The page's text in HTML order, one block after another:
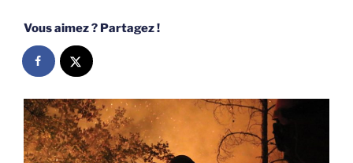
Vous aimez ? Partagez !